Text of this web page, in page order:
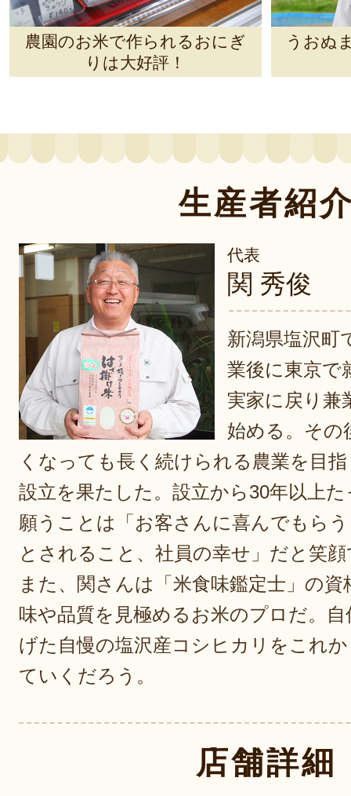
農園のお米で作られるおにぎ
りは大好評！
うおぬ
生産者紹
代表
関 秀俊
新潟県塩沢町
業後に東京で
実家に戻り兼
始める。その
くなっても長く続けられる農業を目
設立を果たした。設立から30年以上
願うことは「お客さんに喜んでもら
とされること、社員の幸せ」だと笑
また、関さんは「米食味鑑定士」の
味や品質を見極めるお米のプロだ。
げた自慢の塩沢産コシヒカリをこれ
ていくだろう。
店舗詳細